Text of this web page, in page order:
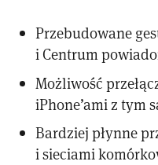
Przebudowane
i Centrum
Możliwość
iPhone’ami z tym
Bardziej płynne
i sieciami